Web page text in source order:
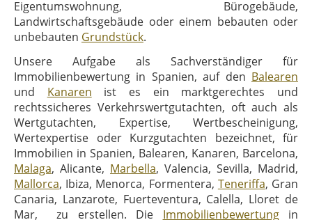
Eigentumswohnung, Bürogebäude,
Landwirtschaftsgebäude oder einem bebauten oder
unbebauten Grundstück.
Unsere Aufgabe als Sachverständiger für
Immobilienbewertung in Spanien, auf den Balearen
und Kanaren ist es ein marktgerechtes und
rechtssicheres Verkehrswertgutachten, oft auch als
Wertgutachten, Expertise, Wertbescheinigung,
Wertexpertise oder Kurzgutachten bezeichnet, für
Immobilien in Spanien, Balearen, Kanaren, Barcelona,
Malaga, Alicante, Marbella, Valencia, Sevilla, Madrid,
Mallorca, Ibiza, Menorca, Formentera, Teneriffa, Gran
Canaria, Lanzarote, Fuerteventura, Calella, Lloret de
Mar, zu erstellen. Die Immobilienbewertungin